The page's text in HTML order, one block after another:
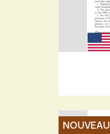
NOUVEAU